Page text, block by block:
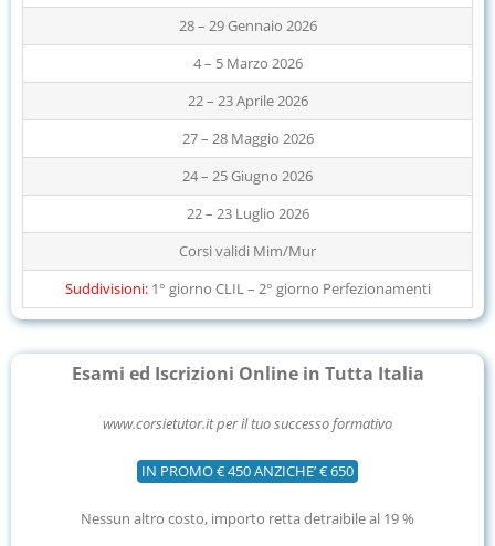
28 – 29 Gennaio 2026
4 – 5 Marzo 2026
22 – 23 Aprile 2026
27 – 28 Maggio 2026
24 – 25 Giugno 2026
22 – 23 Luglio 2026
Corsi validi Mim/Mur
Suddivisioni:1° giorno CLIL – 2° giorno Perfezionamenti
Esami ed Iscrizioni Online in Tutta Italia
www.corsietutor.it per il tuo successo formativo
IN PROMO € 450 ANZICHE’ € 650
Nessun altro costo, importo retta detraibile al 19 %